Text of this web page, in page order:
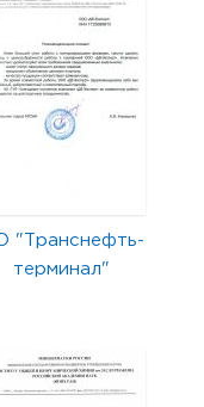
"Транснефть-
терминал"